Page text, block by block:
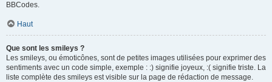
BBCodes.
Haut
Que sont les smileys ?
Les smileys, ou émoticônes, sont de petites images utilisées pour exprimer des
sentiments avec un code simple, exemple : :) signifie joyeux, :( signifie triste. La
liste complète des smileys est visible sur la page de rédaction de message.